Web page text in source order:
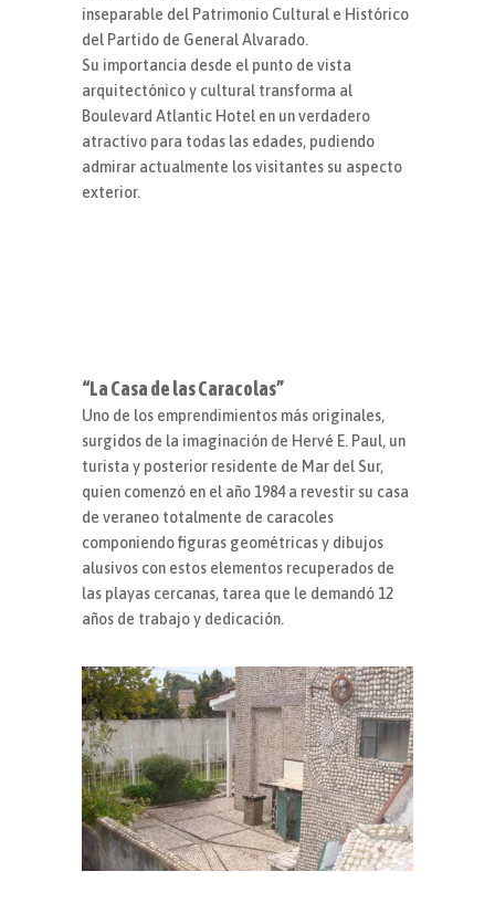
inseparable del Patrimonio Cultural e Histórico
del Partido de General Alvarado.
Su importancia desde el punto de vista
arquitectónico y cultural transforma al
Boulevard Atlantic Hotel en un verdadero
atractivo para todas las edades, pudiendo
admirar actualmente los visitantes su aspecto
exterior.
“La Casa de las Caracolas”
Uno de los emprendimientos más originales,
surgidos de la imaginación de Hervé E. Paul, un
turista y posterior residente de Mar del Sur,
quien comenzó en el año 1984 a revestir su casa
de veraneo totalmente de caracoles
componiendo figuras geométricas y dibujos
alusivos con estos elementos recuperados de
las playas cercanas, tarea que le demandó 12
años de trabajo y dedicación.